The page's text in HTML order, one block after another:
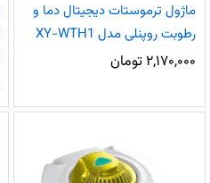
ماژول ترموستات دیجیتال دما و
رطوبت روپنلی مدل XY-WTH1
۲,۱۷۰,۰۰۰ تومان